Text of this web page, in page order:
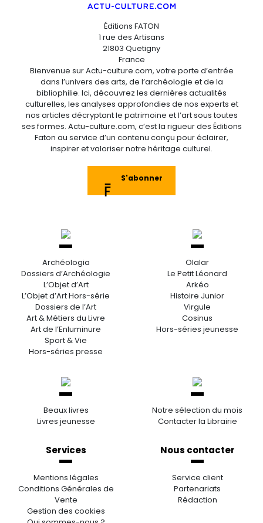
Éditions FATON
1 rue des Artisans
21803 Quetigny
France
Bienvenue sur Actu-culture.com, votre porte d’entrée
dans l’univers des arts, de l’archéologie et de la
bibliophilie. Ici, découvrez les dernières actualités
culturelles, les analyses approfondies de nos experts et
nos articles décryptant le patrimoine et l’art sous toutes
ses formes. Actu-culture.com, c’est la rigueur des Éditions
Faton au service d’un contenu conçu pour éclairer,
inspirer et valoriser notre héritage culturel.
S'abonner
Archéologia
Dossiers d’Archéologie
L’Objet d’Art
L’Objet d’Art Hors-série
Dossiers de l’Art
Art & Métiers du Livre
Art de l’Enluminure
Sport & Vie
Hors-séries presse
Olalar
Le Petit Léonard
Arkéo
Histoire Junior
Virgule
Cosinus
Hors-séries jeunesse
Beaux livres
Livres jeunesse
Notre sélection du mois
Contacter la Librairie
Services
Mentions légales
Conditions Générales de
Vente
Gestion des cookies
Nous contacter
Service client
Partenariats
Rédaction